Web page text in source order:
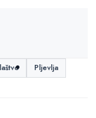
Pljevlja